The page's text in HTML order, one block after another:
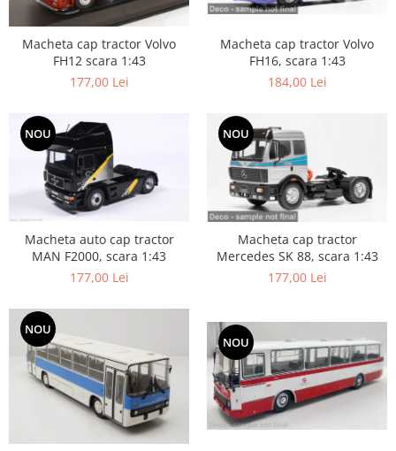
Macheta cap tractor Volvo
FH12 scara 1:43
177,00 Lei
Macheta cap tractor Volvo
FH16, scara 1:43
184,00 Lei
NOU
Macheta auto cap tractor
MAN F2000, scara 1:43
177,00 Lei
NOU
Macheta cap tractor
Mercedes SK 88, scara 1:43
177,00 Lei
NOU
NOU